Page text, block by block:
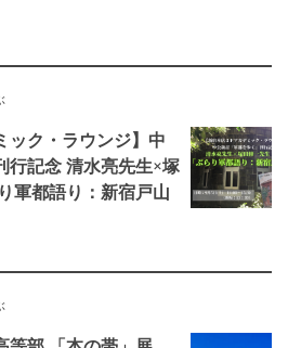
ック・ラウンジ】中
行記念 清水亮先生×塚
軍都語り：新宿戸山